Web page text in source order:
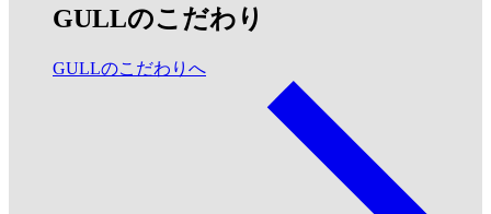
GULLのこだわり
GULLのこだわりへ